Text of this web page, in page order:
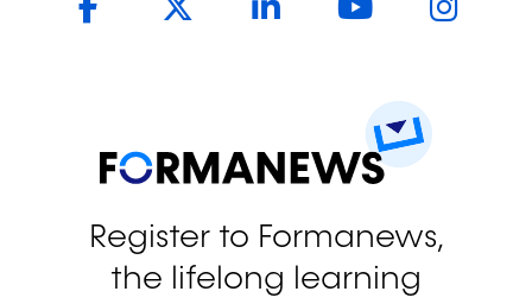
Register to Formanews,
the lifelong learning